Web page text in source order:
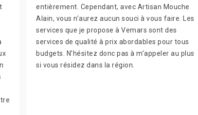
entièrement. Cependant, avec Artisan Mouche
Alain, vous n’aurez aucun souci à vous faire. Les
services que je propose à Vemars sont des
services de qualité à prix abordables pour tous
budgets. N’hésitez donc pas à m’appeler au plus
si vous résidez dans la région.